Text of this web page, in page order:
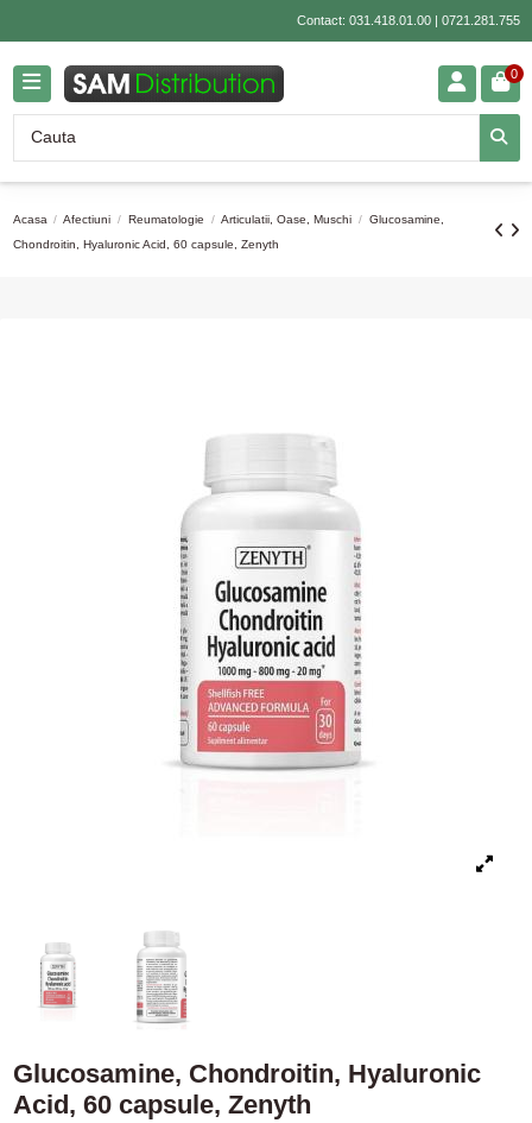
Contact: 031.418.01.00| 0721.281.755
0
Acasa Afectiuni Reumatologie Articulatii, Oase, Muschi
Glucosamine,
Chondroitin, Hyaluronic Acid, 60 capsule, Zenyth
Glucosamine, Chondroitin, Hyaluronic
Acid, 60 capsule, Zenyth